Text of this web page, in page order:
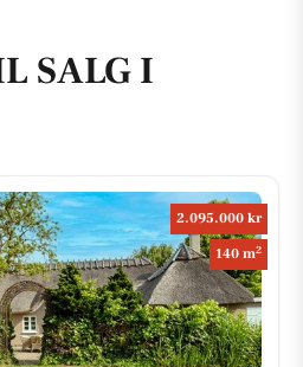
SALG I
2.095.000 kr
140 m2